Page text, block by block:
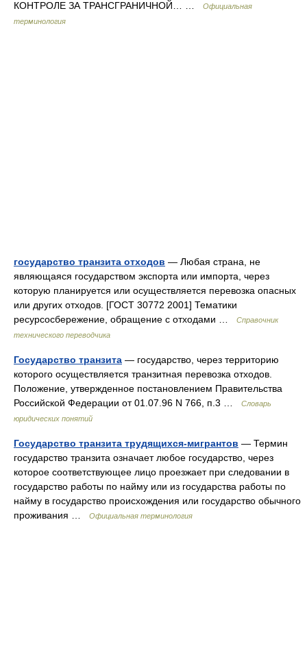
КОНТРОЛЕ ЗА ТРАНСГРАНИЧНОЙ… …
Официальная
терминология
государство транзита отходов — Любая страна, не
являющаяся государством экспорта или импорта, через
которую планируется или осуществляется перевозка опасных
или других отходов. [ГОСТ 30772 2001] Тематики
ресурсосбережение, обращение с отходами …
Справочник
технического переводчика
Государство транзита — государство, через территорию
которого осуществляется транзитная перевозка отходов.
Положение, утвержденное постановлением Правительства
Российской Федерации от 01.07.96 N 766, п.3 …
Словарь
юридических понятий
Государство транзита трудящихся-мигрантов — Термин
государство транзита означает любое государство, через
которое соответствующее лицо проезжает при следовании в
государство работы по найму или из государства работы по
найму в государство происхождения или государство обычного
проживания …
Официальная терминология